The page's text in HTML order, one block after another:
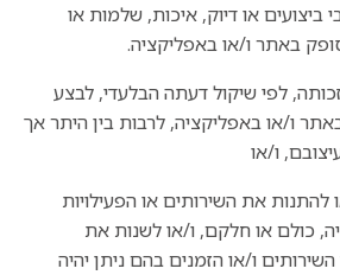
ו/או )2 )לגבי ביצועים או דיוק, איכות, שלמות או
באתר ו/או באפליקציה.
לפי שיקול דעתה הבלעדי, לבצע
באתר ו/או באפליקציה, לרבות בין היתר אך
ו/או
להתנות את השירותים או הפעילויות
כולם או חלקם, ו/או לשנות את
ו/או הזמנים בהם ניתן יהיה